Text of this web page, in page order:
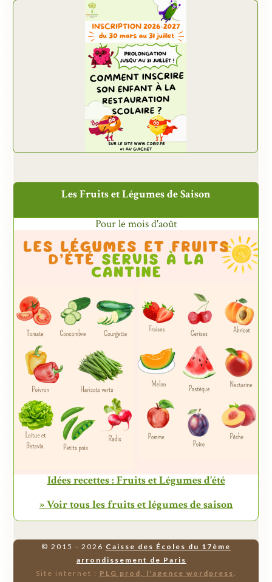
Les Fruits et Légumes de Saison
Pour le mois d'août
Idées recettes : Fruits et Légumes d’été
» Voir tous les fruits et légumes de saison
© 2015 - 2026 Caisse des Écoles du 17ème
arrondissement de Paris
Site internet : PLG prod, l'agence wordpress.